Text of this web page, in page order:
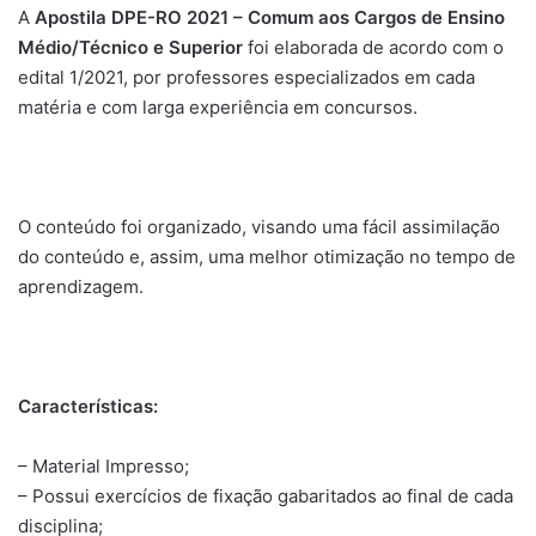
A Apostila DPE-RO 2021 – Comum aos Cargos de Ensino
Médio/Técnico e Superior foi elaborada de acordo com o
edital 1/2021, por professores especializados em cada
matéria e com larga experiência em concursos.
O conteúdo foi organizado, visando uma fácil assimilação
do conteúdo e, assim, uma melhor otimização no tempo de
aprendizagem.
Características:
– Material Impresso;
– Possui exercícios de fixação gabaritados ao final de cada
disciplina;